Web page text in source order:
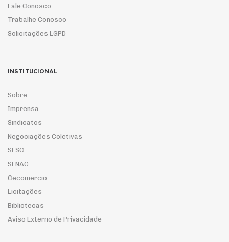
Fale Conosco
Trabalhe Conosco
Solicitações LGPD
INSTITUCIONAL
Sobre
Imprensa
Sindicatos
Negociações Coletivas
SESC
SENAC
Cecomercio
Licitações
Bibliotecas
Aviso Externo de Privacidade